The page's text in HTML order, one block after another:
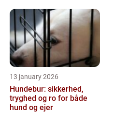
13 january 2026
Hundebur: sikkerhed,
tryghed og ro for både
hund og ejer